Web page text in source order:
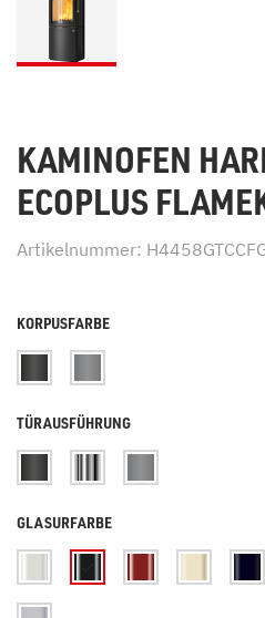
KAMINOFEN
ECOPLUS
Artikelnummer:
KORPUSFARBE
TÜRAUSFÜHRUNG
GLASURFARBE